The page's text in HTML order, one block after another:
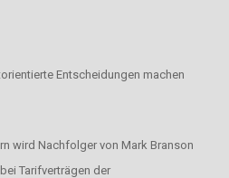
Entscheidungen machen
wird Nachfolger von Mark Branson
Tarifverträgen der